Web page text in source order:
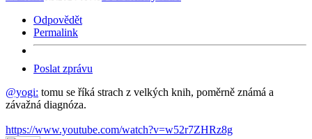
Odpovědět
Permalink
Poslat zprávu
@yogi: tomu se říká strach z velkých knih, poměrně známá a
závažná diagnóza.
https://www.youtube.com/watch?v=w52r7ZHRz8g